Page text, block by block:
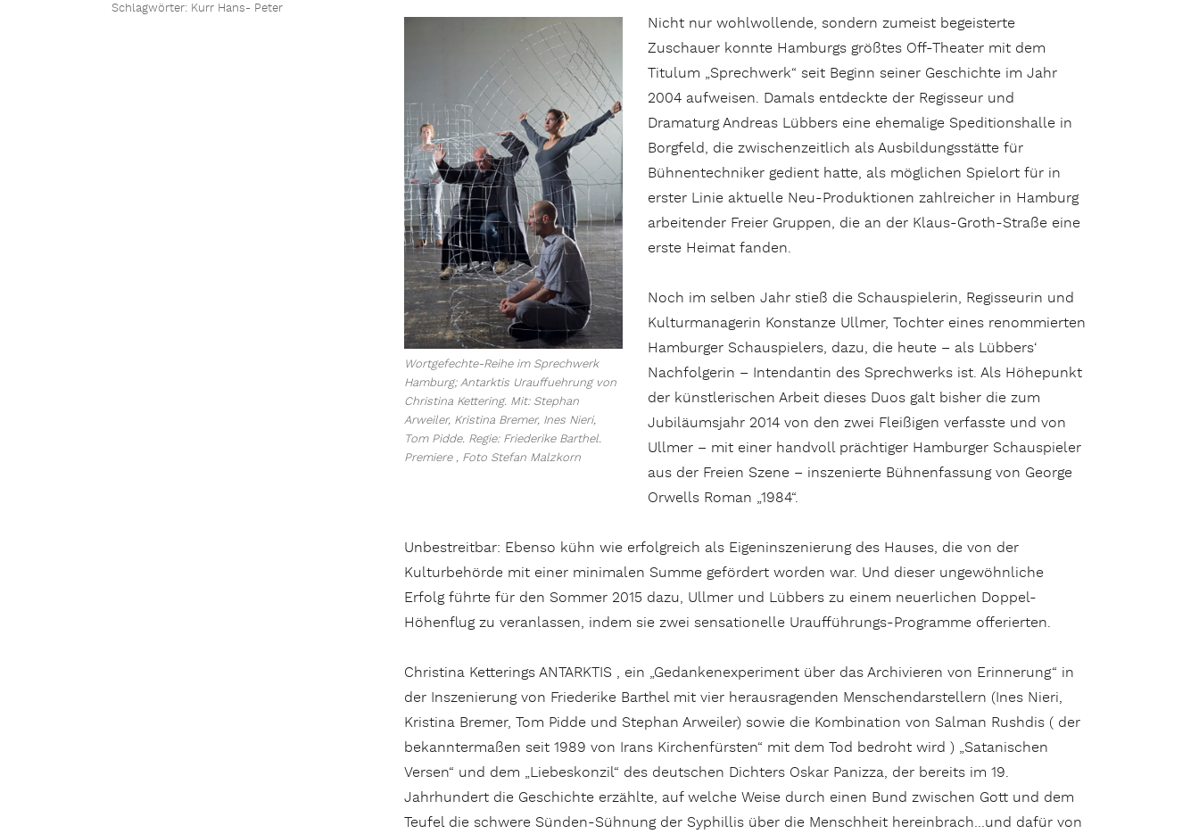
Wortgefechte-Reihe im Sprechwerk
Hamburg; Antarktis Urauffuehrung von
Christina Kettering. Mit: Stephan
Arweiler, Kristina Bremer, Ines Nieri,
Tom Pidde. Regie: Friederike Barthel.
Premiere , Foto Stefan Malzkorn
Nicht nur wohlwollende, sondern zumeist begeisterte
Zuschauer konnte Hamburgs größtes Off-Theater mit dem
Titulum „Sprechwerk“ seit Beginn seiner Geschichte im Jahr
2004 aufweisen. Damals entdeckte der Regisseur und
Dramaturg Andreas Lübbers eine ehemalige Speditionshalle in
Borgfeld, die zwischenzeitlich als Ausbildungsstätte für
Bühnentechniker gedient hatte, als möglichen Spielort für in
erster Linie aktuelle Neu-Produktionen zahlreicher in Hamburg
arbeitender Freier Gruppen, die an der Klaus-Groth-Straße eine
erste Heimat fanden.
Noch im selben Jahr stieß die Schauspielerin, Regisseurin und
Kulturmanagerin Konstanze Ullmer, Tochter eines renommierten
Hamburger Schauspielers, dazu, die heute – als Lübbers‘
Nachfolgerin – Intendantin des Sprechwerks ist. Als Höhepunkt
der künstlerischen Arbeit dieses Duos galt bisher die zum
Jubiläumsjahr 2014 von den zwei Fleißigen verfasste und von
Ullmer – mit einer handvoll prächtiger Hamburger Schauspieler
aus der Freien Szene – inszenierte Bühnenfassung von George
Orwells Roman „1984“.
Unbestreitbar: Ebenso kühn wie erfolgreich als Eigeninszenierung des Hauses, die von der
Kulturbehörde mit einer minimalen Summe gefördert worden war. Und dieser ungewöhnliche
Erfolg führte für den Sommer 2015 dazu, Ullmer und Lübbers zu einem neuerlichen Doppel-
Höhenflug zu veranlassen, indem sie zwei sensationelle Uraufführungs-Programme offerierten.
Christina Ketterings ANTARKTIS , ein „Gedankenexperiment über das Archivieren von Erinnerung“ in
der Inszenierung von Friederike Barthel mit vier herausragenden Menschendarstellern (Ines Nieri,
Kristina Bremer, Tom Pidde und Stephan Arweiler) sowie die Kombination von Salman Rushdis ( der
bekanntermaßen seit 1989 von Irans Kirchenfürsten“ mit dem Tod bedroht wird ) „Satanischen
Versen“ und dem „Liebeskonzil“ des deutschen Dichters Oskar Panizza, der bereits im 19.
Jahrhundert die Geschichte erzählte, auf welche Weise durch einen Bund zwischen Gott und dem
Teufel die schwere Sünden-Sühnung der Syphillis über die Menschheit hereinbrach…und dafür von
Schlagwörter: Kurr Hans- Peter